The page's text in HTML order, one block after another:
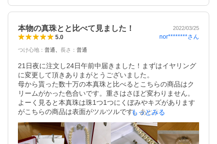
本物の真珠とと比べて見ました！ 2022/03/25
5.0 nor********さん
つけ心地 ： 普通 長さ ： 普通
21日夜に注文し24日午前中届きました！まずはイヤリング
に変更して頂きありまがとうございました。
母から貰った数十万の本真珠と比べるとこちらの商品はク
リームがかった色合いです。重さはさほど変わりません。
よーく見ると本真珠は珠1つ1つにくぼみやキズがあります
がこちらの商品は表面がツルツルです。あと糸のしなやか
さが少し固い気がしますが…使う分には何も問題ありませ
ん。遠目に見られてもきっと他人には違いがわかりません
ね(^^;
もっとみる